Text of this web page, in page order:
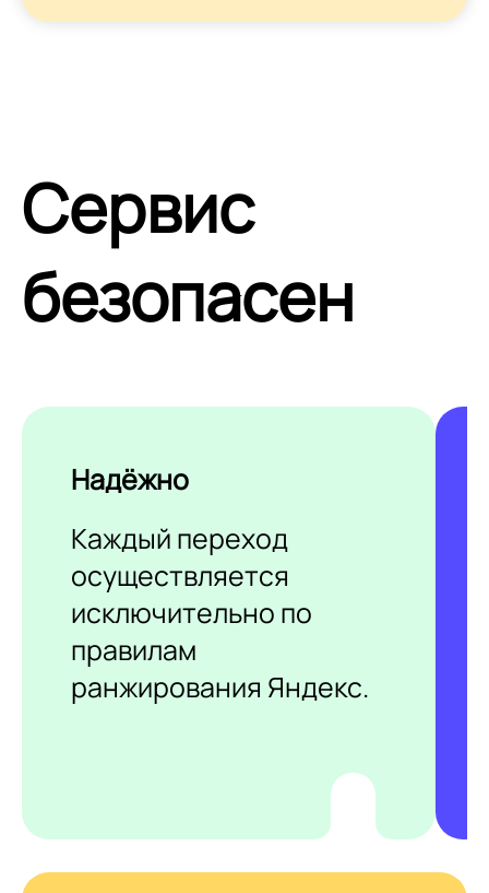
Сервис
безопасен
Надёжно
Каждый переход
осуществляется
исключительно по
правилам
ранжирования Яндекс.